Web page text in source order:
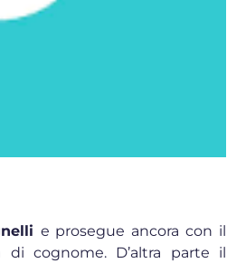
e prosegue ancora con il
di cognome. D’altra parte il